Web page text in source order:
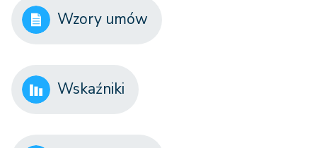
Wzory umów
Wskaźniki